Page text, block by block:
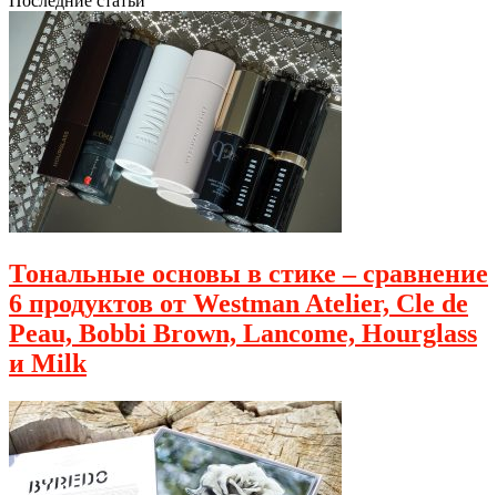
Тональные основы в стике – сравнение
6 продуктов от Westman Atelier, Cle de
Peau, Bobbi Brown, Lancome, Hourglass
и Milk